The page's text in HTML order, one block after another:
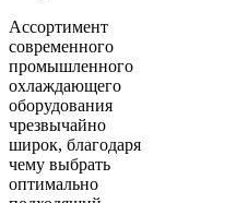
Ассортимент
современного
промышленного
охлаждающего
оборудования
чрезвычайно
широк, благодаря
чему выбрать
оптимально